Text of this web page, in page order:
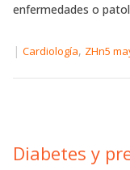
enfermedades o
| Cardiología, ZHn5
Diabetes y